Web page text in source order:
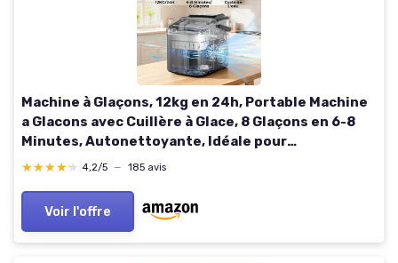
Machine à Glaçons, 12kg en 24h, Portable Machine
a Glacons avec Cuillère à Glace, 8 Glaçons en 6-8
Minutes, Autonettoyante, Idéale pour
Maison/Cuisine/Camping Noir
★★★★★
★★★★★ 4,2/5 — 185 avis
Voir l'offre